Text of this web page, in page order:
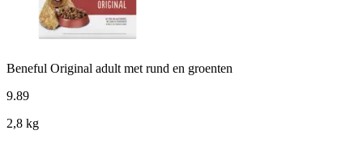
Beneful Original adult met rund en groenten
9.89
2,8 kg